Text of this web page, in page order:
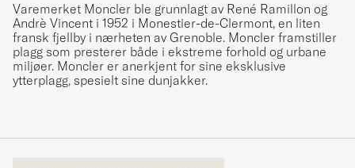
Varemerket Moncler ble grunnlagt av René Ramillon og
Andrè Vincent i 1952 i Monestier-de-Clermont, en liten
fransk fjellby i nærheten av Grenoble. Moncler framstiller
plagg som presterer både i ekstreme forhold og urbane
miljøer. Moncler er anerkjent for sine eksklusive
ytterplagg, spesielt sine dunjakker.